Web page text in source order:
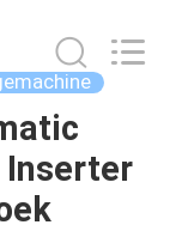
Inserter